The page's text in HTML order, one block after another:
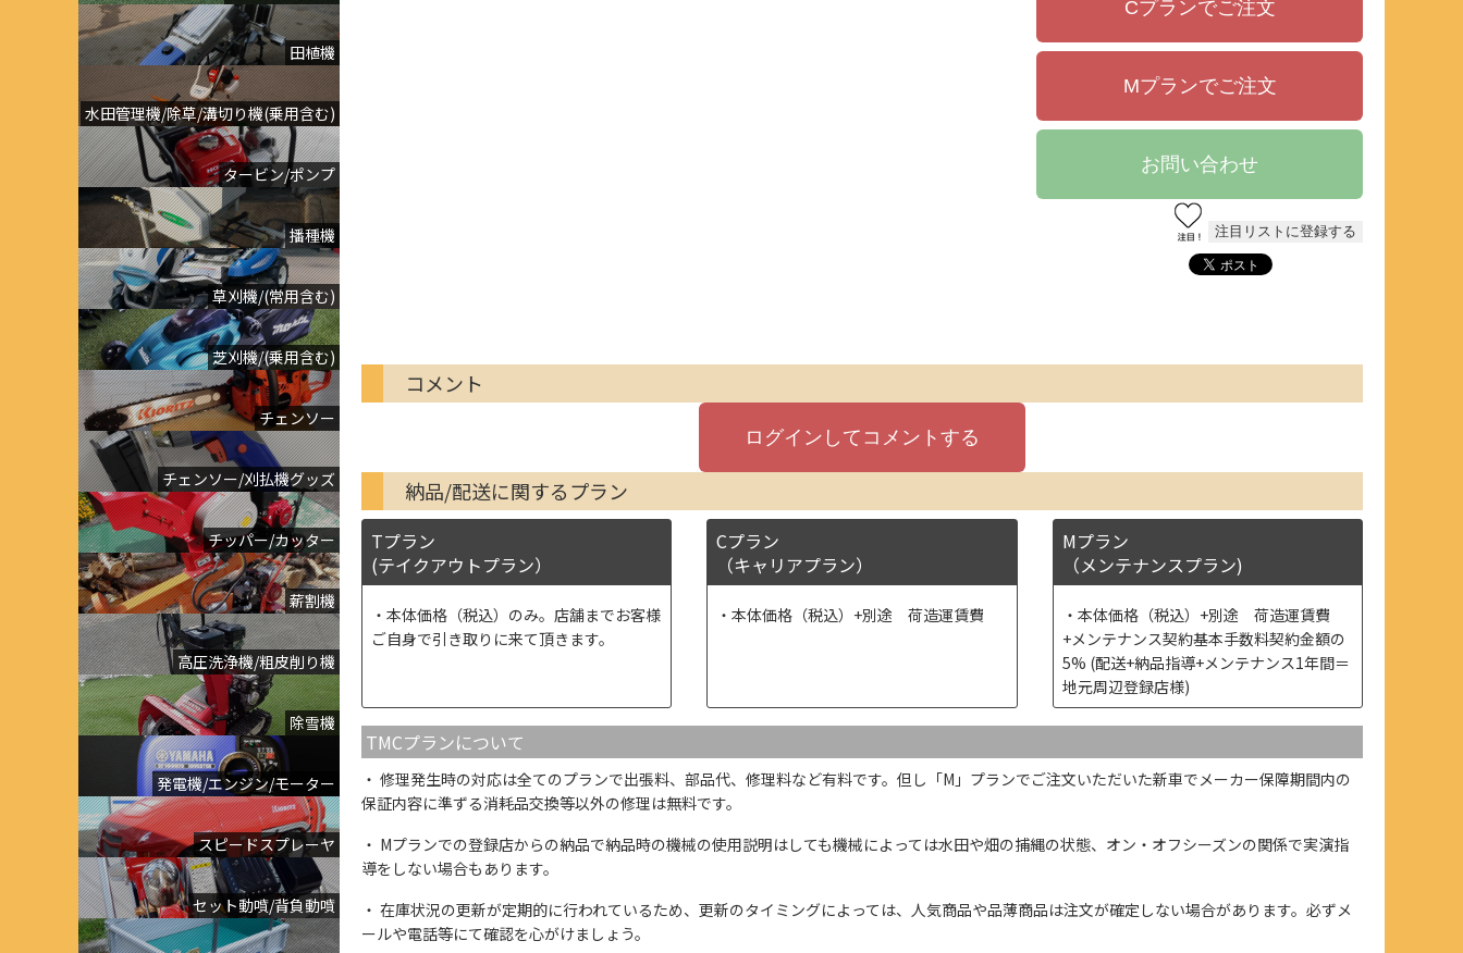
田植機
水田管理機/除草/溝切り機(乗用含む)
タービン/ポンプ
播種機
草刈機/(常用含む)
芝刈機/(乗用含む)
チェンソー
チェンソー/刈払機グッズ
チッパー/カッター
薪割機
高圧洗浄機/粗皮削り機
除雪機
発電機/エンジン/モーター
スピードスプレーヤ
セット動噴/背負動噴
コメント
納品/配送に関するプラン
Tプラン
(テイクアウトプラン）
本体価格（税込）のみ。店舗までお客様
ご自身で引き取りに来て頂きます。
Cプラン
（キャリアプラン）
本体価格（税込）+別途 荷造運賃費
Mプラン
（メンテナンスプラン)
本体価格（税込）+別途 荷造運賃費
+メンテナンス契約基本手数料契約金額の
5% (配送+納品指導+メンテナンス1年間＝
地元周辺登録店様)
TMCプランについて
修理発生時の対応は全てのプランで出張料、部品代、修理料など有料です。但し「M」プランでご注文いただいた新車でメーカー保障期間内の
保証内容に準ずる消耗品交換等以外の修理は無料です。
Mプランでの登録店からの納品で納品時の機械の使用説明はしても機械によっては水田や畑の捕縄の状態、オン・オフシーズンの関係で実演指
導をしない場合もあります。
在庫状況の更新が定期的に行われているため、更新のタイミングによっては、人気商品や品薄商品は注文が確定しない場合があります。必ずメ
ールや電話等にて確認を心がけましょう。